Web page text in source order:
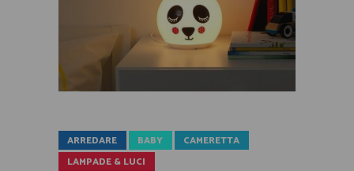
ARREDARE BABY
CAMERETTA
LAMPADE & LUCI